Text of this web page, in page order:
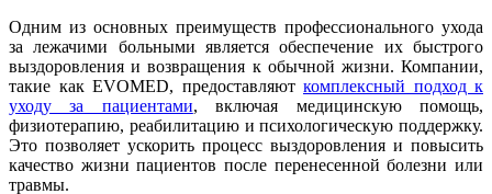
Одним из основных преимуществ профессионального ухода
за лежачими больными является обеспечение их быстрого
выздоровления и возвращения к обычной жизни. Компании,
такие как EVOMED, предоставляют комплексный подход к
уходу за пациентами, включая медицинскую помощь,
физиотерапию, реабилитацию и психологическую поддержку.
Это позволяет ускорить процесс выздоровления и повысить
качество жизни пациентов после перенесенной болезни или
травмы.